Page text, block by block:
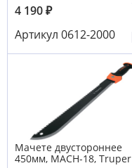
4 190₽
Артикул 0612-2000
Мачете двустороннее
450мм, МАСН-18, Truper